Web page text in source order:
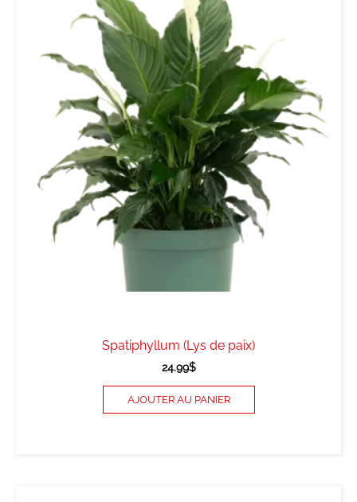
Spatiphyllum (Lys de paix)
24.99$
AJOUTER AU PANIER